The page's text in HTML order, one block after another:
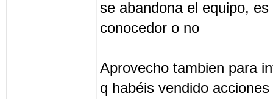
se abandona el equipo,
conocedor o no
Aprovecho tambien para
q habéis vendido